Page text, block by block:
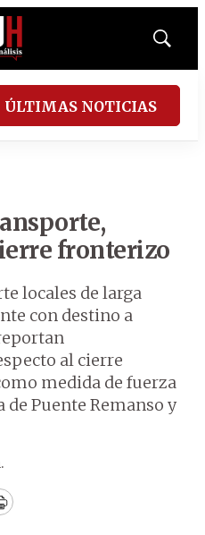
Mostrar
ÚLTIMAS NOTICIAS
fronterizo
locales de larga
con destino a
al cierre
medida de fuerza
de Puente Remanso y